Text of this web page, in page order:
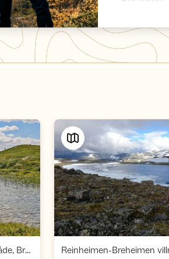
Reinheimen-Breheimen villreinområde, Breheimen med Jostedalsbreen
,
Vis